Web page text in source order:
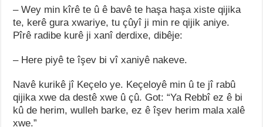
– Wey min kîrê te û ê bavê te haşa haşa xiste qijika
te, kerê gura xwariye, tu çûyî ji min re qijik aniye.
Pîrê radibe kurê ji xanî derdixe, dibêje:
– Here piyê te îşev bi vî xaniyê nakeve.
Navê kurikê jî Keçelo ye. Keçeloyê min û te jî rabû
qijika xwe da destê xwe û çû. Got: “Ya Rebbî ez ê bi
kû de herim, wulleh barke, ez ê îşev herim mala xalê
xwe.”